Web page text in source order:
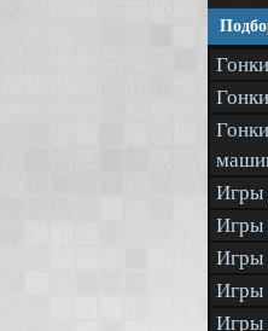
Игры
Игры
Игры
Игры
Игры